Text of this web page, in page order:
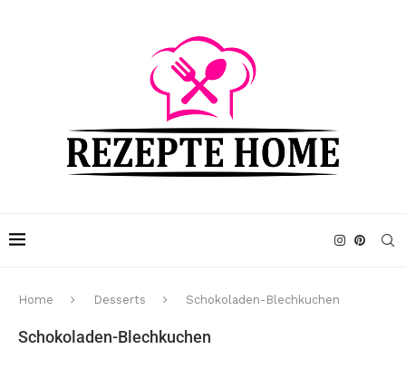
Home Desserts Schokoladen-Blechkuchen
Schokoladen-Blechkuchen